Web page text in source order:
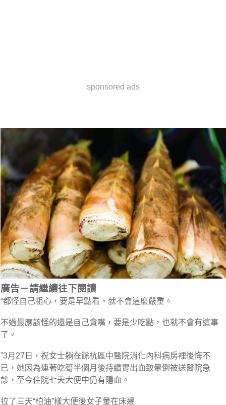
sponsored ads
廣告－請繼續往下閱讀
“都怪自己粗心，要是早點看，就不會這麼嚴重。
不過最應該怪的還是自己貪嘴，要是少吃點，也就不會有這事
了。
”3月27日，祝女士躺在餘杭區中醫院消化內科病房裡後悔不
已，她因為連著吃筍半個月後持續胃出血致暈倒被送醫院急
診，至今住院七天大便中仍有隱血。
拉了三天“柏油”樣大便後女子暈在床邊